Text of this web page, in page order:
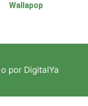
Wallapop
por DigitalYa